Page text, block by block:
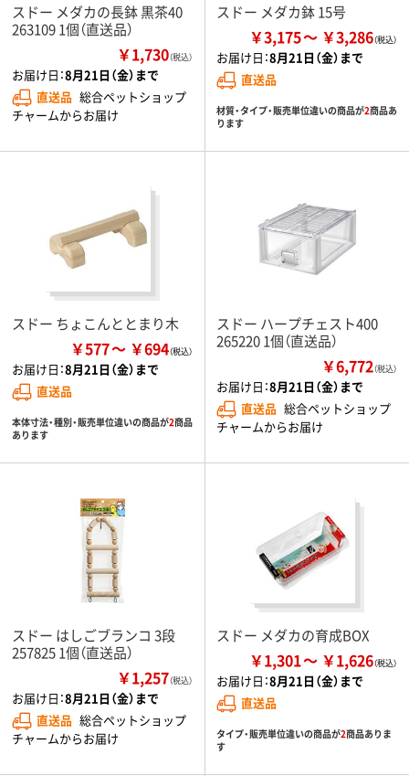
スドー メダカの長鉢 黒茶40
263109 1個（直送品）
￥1,730（税込）
お届け日：8月21日（金）まで
直送品 総合ペットショップ
チャームからお届け
スドー メダカ鉢 15号
￥3,175 ￥3,286
お届け日：8月21日（金）まで
直送品
材質・タイプ・販売単位違いの商品が2商品あ
ります
スドー ちょこんととまり木
￥577 ￥694
お届け日：8月21日（金）まで
直送品
本体寸法・種別・販売単位違いの商品が2商品
あります
スドー ハープチェスト400
265220 1個（直送品）
￥6,772（税込）
お届け日：8月21日（金）まで
直送品 総合ペットショップ
チャームからお届け
スドー はしごブランコ 3段
257825 1個（直送品）
￥1,257（税込）
お届け日：8月21日（金）まで
直送品 総合ペットショップ
チャームからお届け
スドー メダカの育成BOX
￥1,301 ￥1,626
お届け日：8月21日（金）まで
直送品
タイプ・販売単位違いの商品が2商品ありま
す